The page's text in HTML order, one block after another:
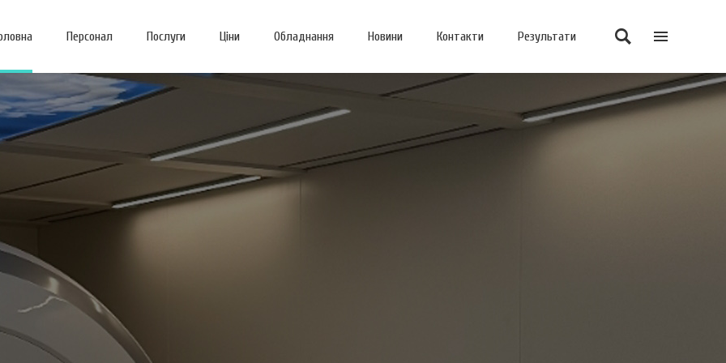
Персонал Послуги Ціни Обладнання Новини Контакти Результати